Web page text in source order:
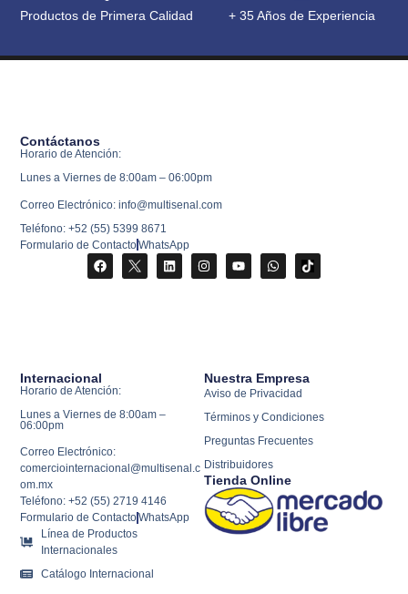
Productos de Primera Calidad + 35 Años de Experiencia
Nuestra Empresa
Aviso de Privacidad
Términos y Condiciones
Preguntas Frecuentes
Distribuidores
Tienda Online
Internacional
Horario de Atención:
Lunes a Viernes de 8:00am –
06:00pm
Correo Electrónico:
comerciointernacional@multisenal.c
om.mx
Teléfono: +52 (55) 2719 4146
Formulario de ContactoWhatsApp
Línea de Productos
Internacionales
Catálogo Internacional
Contáctanos
Horario de Atención:
Lunes a Viernes de 8:00am – 06:00pm
Correo Electrónico: info@multisenal.com
Teléfono: +52 (55) 5399 8671
Formulario de ContactoWhatsApp